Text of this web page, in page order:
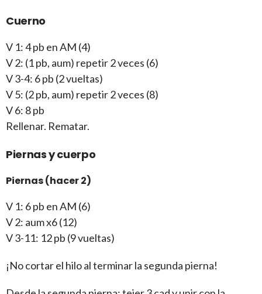
Cuerno
V 1: 4 pb en AM (4)
V 2: (1 pb, aum) repetir 2 veces (6)
V 3-4: 6 pb (2 vueltas)
V 5: (2 pb, aum) repetir 2 veces (8)
V 6: 8 pb
Rellenar. Rematar.
Piernas y cuerpo
Piernas (hacer 2)
V 1: 6 pb en AM (6)
V 2: aum x6 (12)
V 3-11: 12 pb (9 vueltas)
¡No cortar el hilo al terminar la segunda pierna!